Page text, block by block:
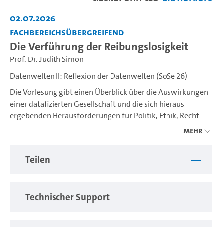
02.07.2026
Fachbereichsübergreifend
Die Verführung der Reibungslosigkeit
Prof. Dr. Judith Simon
Datenwelten II: Reflexion der Datenwelten (SoSe 26)
Die Vorlesung gibt einen Überblick über die Auswirkungen
einer datafizierten Gesellschaft und die sich hieraus
ergebenden Herausforderungen für Politik, Ethik, Recht
in informationstechnische und statistische Grundlagen der
Mehr
Teilen
Technischer Support